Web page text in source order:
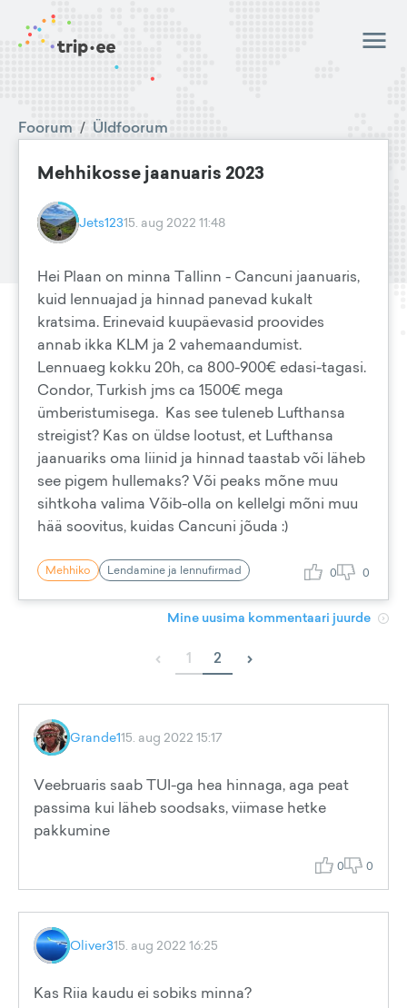
Foorum / Üldfoorum
Mehhikosse jaanuaris 2023
Jets12315. aug 2022 11:48
Hei Plaan on minna Tallinn - Cancuni jaanuaris,
kuid lennuajad ja hinnad panevad kukalt
kratsima. Erinevaid kuupäevasid proovides
annab ikka KLM ja 2 vahemaandumist.
Lennuaeg kokku 20h, ca 800-900€ edasi-tagasi.
Condor, Turkish jms ca 1500€ mega
ümberistumisega. Kas see tuleneb Lufthansa
streigist? Kas on üldse lootust, et Lufthansa
jaanuariks oma liinid ja hinnad taastab või läheb
see pigem hullemaks? Või peaks mõne muu
sihtkoha valima Võib-olla on kellelgi mõni muu
hää soovitus, kuidas Cancuni jõuda :)
Mehhiko Lendamine ja lennufirmad 0 0
Mine uusima kommentaari juurde
‹ 1 2 ›
Grande115. aug 2022 15:17
Veebruaris saab TUI-ga hea hinnaga, aga peat
passima kui läheb soodsaks, viimase hetke
pakkumine
0 0
Oliver315. aug 2022 16:25
Kas Riia kaudu ei sobiks minna?